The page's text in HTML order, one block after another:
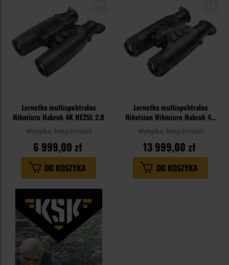
Lornetka multispektralna
Hikmicro Habrok 4K HE25L 2.0
Wysyłka: Natychmiast
6 999,00 zł
DO KOSZYKA
Lornetka multispektralna
Hikvision Hikmicro Habrok 4K
HQ35L LRF
Wysyłka: Natychmiast
13 999,00 zł
DO KOSZYKA